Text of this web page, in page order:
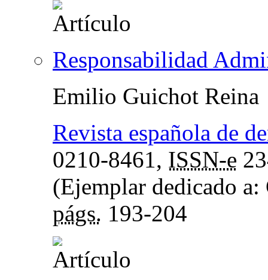
Responsabilidad
Emilio Guichot Reina
Revista española de
0210-8461, ISSN-e
(Ejemplar dedicado
págs. 193-204